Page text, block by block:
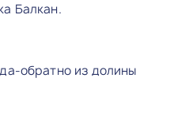
Балкан.
обратно из долины